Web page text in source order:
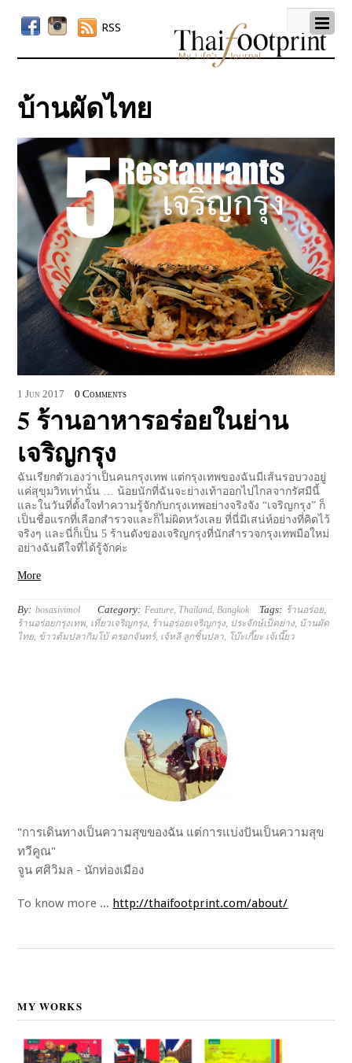
RSS
บ้านผัดไทย
1 Jun 2017 0 Comments
5 ร้านอาหารอร่อยในย่าน
เจริญกรุง
ฉันเรียกตัวเองว่าเป็นคนกรุงเทพ แต่กรุงเทพของฉันมีเส้นรอบวงอยู่
แค่สุขุมวิทเท่านั้น … น้อยนักที่ฉันจะย่างเท้าออกไปไกลจากรัศมีนี้
และในวันที่ตั้งใจทำความรู้จักกับกรุงเทพอย่างจริงจัง “เจริญกรุง” ก็
เป็นชื่อแรกที่เลือกสำรวจและก็ไม่ผิดหวังเลย ที่นี่มีเสน่ห์อย่างที่คิดไว้
จริงๆ และนี่ก็เป็น 5 ร้านดังของเจริญกรุงที่นักสำรวจกรุงเทพมือใหม่
อย่างฉันดีใจที่ได้รู้จักค่ะ
More
By: bosasivimol Category: Feature Thailand Bangkok Tags: ร้านอร่อย,
ร้านอร่อยกรุงเทพ, เที่ยวเจริญกรุง, ร้านอร่อยเจริญกรุง, ประจักษ์เป็ดย่าง, บ้านผัด
ไทย, ข้าวต้มปลากิมโบ้ ตรอกจันทร์, เจ้หลี ลูกชิ้นปลา โบ๊ะเกี๊ยะ เจ้เนี๊ยว
"การเดินทางเป็นความสุขของฉัน แต่การแบ่งปันเป็นความสุข
ทวีคูณ"
จูน ศศิวิมล - นักท่องเมือง
To know more ... http://thaifootprint.com/about/
MY WORKS